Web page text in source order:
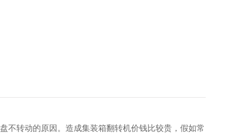
转动的原因。造成集装箱翻转机价钱比较贵，假如常